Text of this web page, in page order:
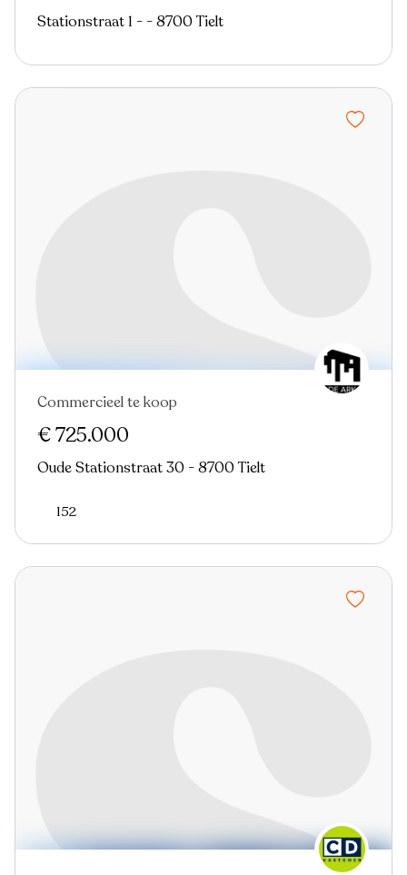
Stationstraat 1 - - 8700 Tielt
Commercieel te koop
€ 725.000
Oude Stationstraat 30 - 8700 Tielt
152